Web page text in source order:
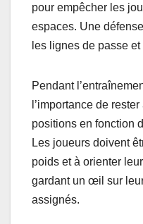
pour empêcher les
espaces. Une
les lignes de passe
Pendant
l’importance de
positions en fonction
Les joueurs doivent
poids et à orienter
gardant un œil sur
assignés.